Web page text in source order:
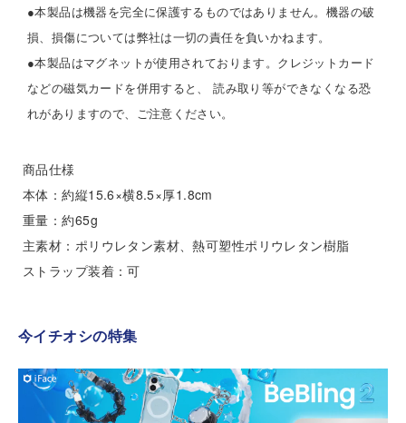
●本製品は機器を完全に保護するものではありません。機器の破
損、損傷については弊社は一切の責任を負いかねます。
●本製品はマグネットが使用されております。クレジットカード
などの磁気カードを併用すると、 読み取り等ができなくなる恐
れがありますので、ご注意ください。
商品仕様
本体：約縦15.6×横8.5×厚1.8cm
重量：約65g
主素材：ポリウレタン素材、熱可塑性ポリウレタン樹脂
ストラップ装着：可
今イチオシの特集